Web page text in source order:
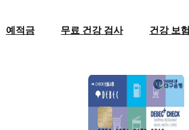
예적금 무료 건강 검사 건강 보험